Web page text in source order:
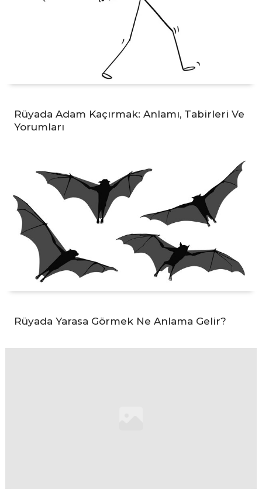
Rüyada Adam Kaçırmak: Anlamı, Tabirleri Ve
Yorumları
Rüyada Yarasa Görmek Ne Anlama Gelir?